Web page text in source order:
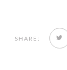
SHARE: